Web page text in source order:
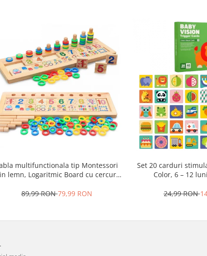
multifunctionala tip Montessori
lemn, Logaritmic Board cu cercuri
operatiuni matematice
89,99 RON79,99 RON
Set 20 carduri
Color, 6 – 12
24,99 RON